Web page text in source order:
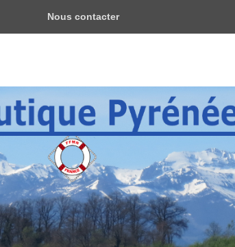
Nous contacter